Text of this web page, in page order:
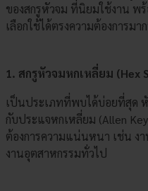
ของสกรูหัวจม ที่นิยมใช้งาน
เลือกใช้ได้ตรงความต้องการมา
1. สกรูหัวจมหกเหลี่ยม (Hex
เป็นประเภทที่พบได้บ่อยที่สุด
กับประแจหกเหลี่ยม (Allen
ต้องการความแน่นหนา เช่น งา
งานอุตสาหกรรมทั่วไป